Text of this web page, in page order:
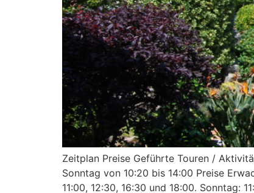
Zeitplan Preise Geführte Touren /
Sonntag von 10:20 bis 14:00 Preise
11:00, 12:30, 16:30 und 18:00. Sonntag: